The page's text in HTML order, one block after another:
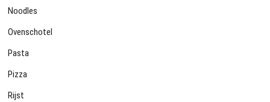
Noodles
Ovenschotel
Pasta
Pizza
Rijst